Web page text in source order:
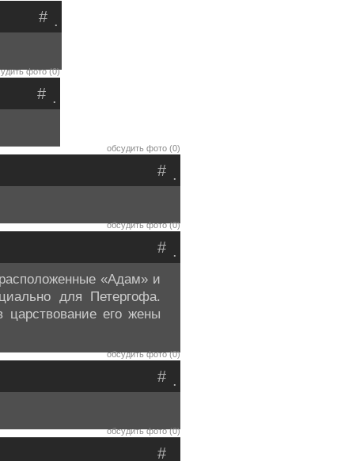
.
#
фото (0)
.
#
обсудить фото (0)
.
#
обсудить фото (0)
.
#
«Адам» и
для Петергофа.
его жены
обсудить фото (0)
.
#
обсудить фото (0)
#